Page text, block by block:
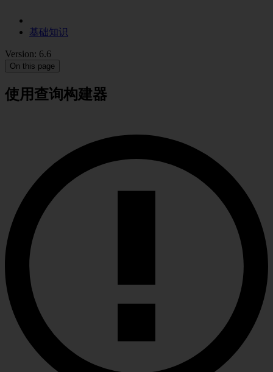
基础知识
Version: 6.6
On this page
使用查询构建器